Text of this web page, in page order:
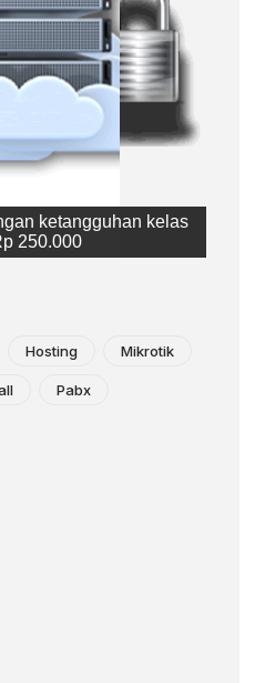
ketangguhan kelas
250.000
Hosting Mikrotik
Pabx